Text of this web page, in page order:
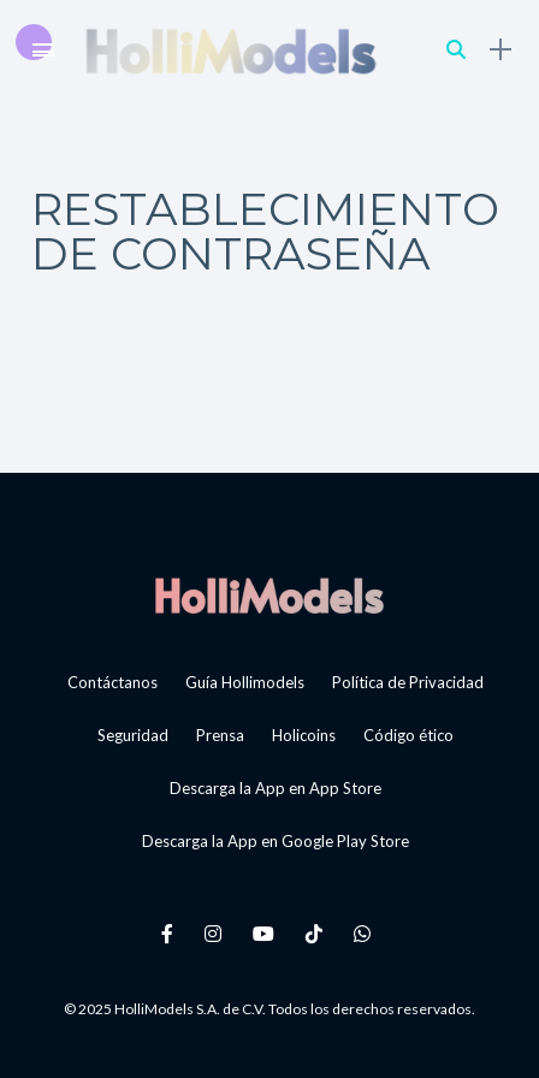
RESTABLECIMIENTO
DE CONTRASEÑA
Contáctanos Guía Hollimodels Política de Privacidad
Seguridad Prensa Holicoins Código ético
Descarga la App en App Store
Descarga la App en Google Play Store
© 2025 HolliModels S.A. de C.V. Todos los derechos reservados.